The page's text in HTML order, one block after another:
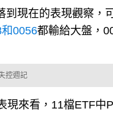
現在的表現觀察
0056都輸給大盤，
控週記
現來看，11檔ETF